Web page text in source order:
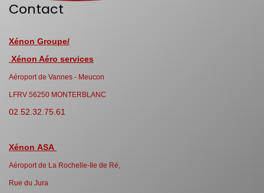
Contact
Xénon Groupe/
Xénon Aéro services
Aéroport de Vannes - Meucon
LFRV 56250 MONTERBLANC
02.52.32.75.61
Xénon ASA
Aéroport de La Rochelle-Ile de Ré,
Rue du Jura